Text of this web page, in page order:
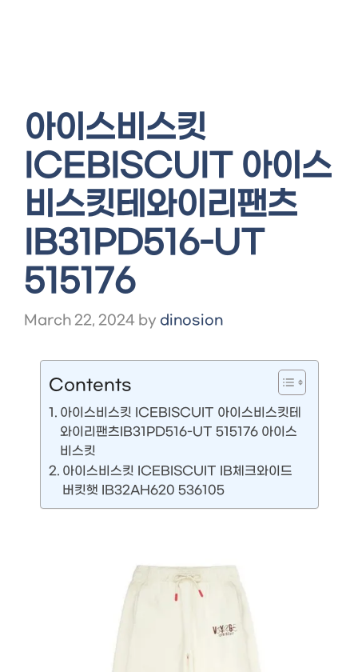
아이스비스킷
ICEBISCUIT 아이스
비스킷테와이리팬츠
IB31PD516-UT
515176
March 22, 2024 by dinosion
Contents
아이스비스킷 ICEBISCUIT 아이스비스킷테
와이리팬츠IB31PD516-UT 515176 아이스
비스킷
아이스비스킷 ICEBISCUIT IB체크와이드
버킷햇 IB32AH620 536105